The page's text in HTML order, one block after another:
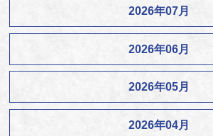
2026年07月
2026年06月
2026年05月
2026年04月